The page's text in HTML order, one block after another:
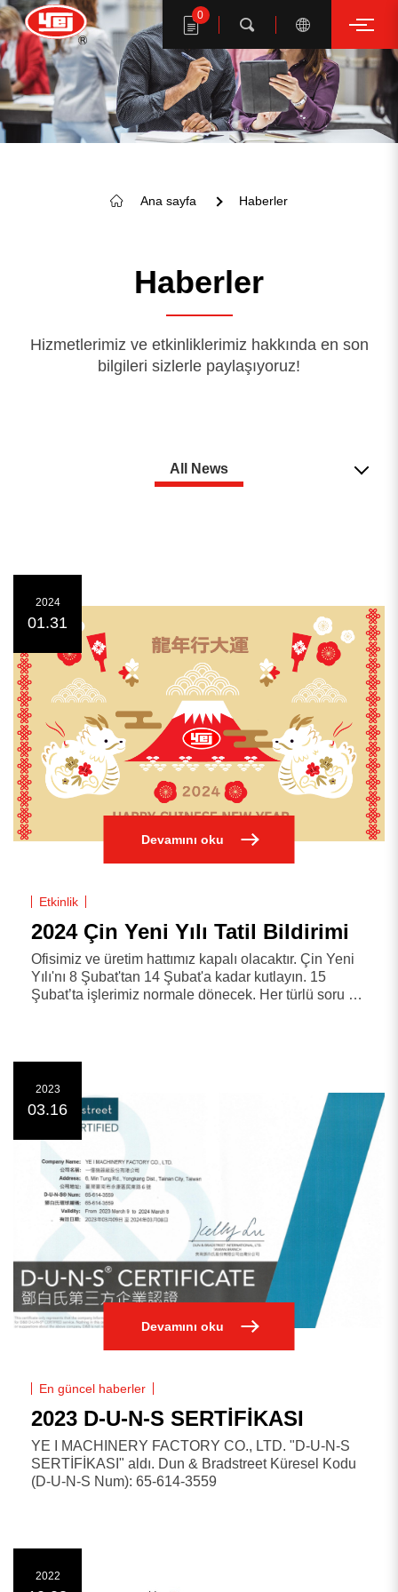
0
Arama
ANAHTAR KELİME ÖNERİ
Arama sonuçları
sonuç bulundu
0sonuç bulundu
Ana sayfa Haberler
Haberler
Hizmetlerimiz ve etkinliklerimiz hakkında en son
bilgileri sizlerle paylaşıyoruz!
All News
Etkinlik
2024
01.31
Devamını oku
Etkinlik
2024 Çin Yeni Yılı Tatil Bildirimi
Ofisimiz ve üretim hattımız kapalı olacaktır. Çin Yeni
Yılı'nı 8 Şubat'tan 14 Şubat'a kadar kutlayın. 15
Şubat’ta işlerimiz normale dönecek. Her türlü soru ve
yanıt vereceğiz. İşbirliğiniz için teşekkürler & MUTLU
ÇİN YENİ YILI!
2023
03.16
Devamını oku
En güncel haberler
2023 D-U-N-S SERTİFİKASI
YE I MACHINERY FACTORY CO., LTD. "D-U-N-S
SERTİFİKASI" aldı. Dun & Bradstreet Küresel Kodu
(D-U-N-S Num): 65-614-3559
2022